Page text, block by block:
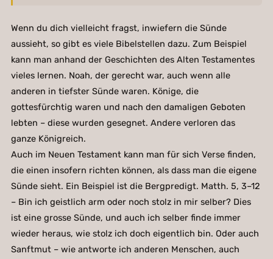
Wenn du dich vielleicht fragst, inwiefern die Sünde
aussieht, so gibt es viele Bibelstellen dazu. Zum Beispiel
kann man anhand der Geschichten des Alten Testamentes
vieles lernen. Noah, der gerecht war, auch wenn alle
anderen in tiefster Sünde waren. Könige, die
gottesfürchtig waren und nach den damaligen Geboten
lebten – diese wurden gesegnet. Andere verloren das
ganze Königreich.
Auch im Neuen Testament kann man für sich Verse finden,
die einen insofern richten können, als dass man die eigene
Sünde sieht. Ein Beispiel ist die Bergpredigt. Matth. 5, 3–12
– Bin ich geistlich arm oder noch stolz in mir selber? Dies
ist eine grosse Sünde, und auch ich selber finde immer
wieder heraus, wie stolz ich doch eigentlich bin. Oder auch
Sanftmut – wie antworte ich anderen Menschen, auch